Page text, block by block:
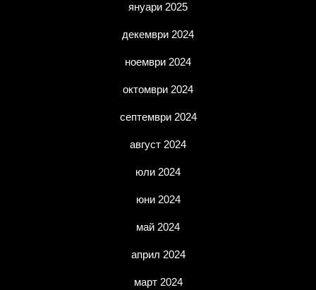
януари 2025
декември 2024
ноември 2024
октомври 2024
септември 2024
август 2024
юли 2024
юни 2024
май 2024
април 2024
март 2024